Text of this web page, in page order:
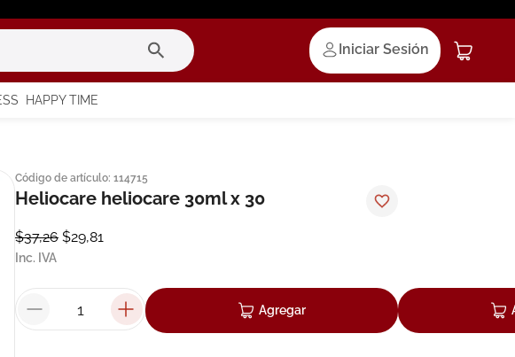
Iniciar Sesión
HAPPY TIME
Código de artículo: 114715
Heliocare heliocare 30ml x 30
$37,26 $29,81
Inc. IVA
Agregar